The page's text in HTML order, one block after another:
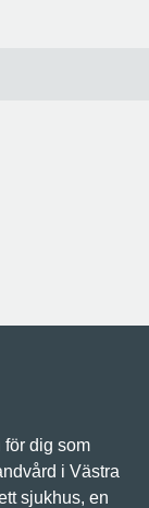
för dig som
i Västra
sjukhus, en